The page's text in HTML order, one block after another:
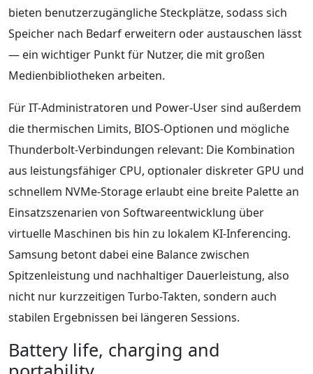
bieten benutzerzugängliche Steckplätze, sodass sich
Speicher nach Bedarf erweitern oder austauschen lässt
— ein wichtiger Punkt für Nutzer, die mit großen
Medienbibliotheken arbeiten.
Für IT-Administratoren und Power-User sind außerdem
die thermischen Limits, BIOS-Optionen und mögliche
Thunderbolt-Verbindungen relevant: Die Kombination
aus leistungsfähiger CPU, optionaler diskreter GPU und
schnellem NVMe-Storage erlaubt eine breite Palette an
Einsatzszenarien von Softwareentwicklung über
virtuelle Maschinen bis hin zu lokalem KI-Inferencing.
Samsung betont dabei eine Balance zwischen
Spitzenleistung und nachhaltiger Dauerleistung, also
nicht nur kurzzeitigen Turbo-Takten, sondern auch
stabilen Ergebnissen bei längeren Sessions.
Battery life, charging and